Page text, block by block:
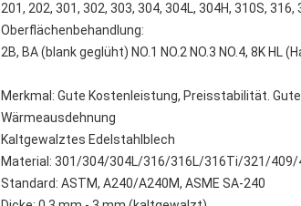
201, 202, 301, 302, 303, 304, 304L, 304H, 310S,
Oberflächenbehandlung:
2B, BA (blank geglüht) NO.1 NO.2 NO.3 NO.4, 8K HL
Merkmal: Gute Kostenleistung, Preisstabilität.
Wärmeausdehnung
Kaltgewalztes Edelstahlblech
Material: 301/304/304L/316/316L/316Ti/321/409/
Standard: ASTM, A240/A240M, ASME SA-240